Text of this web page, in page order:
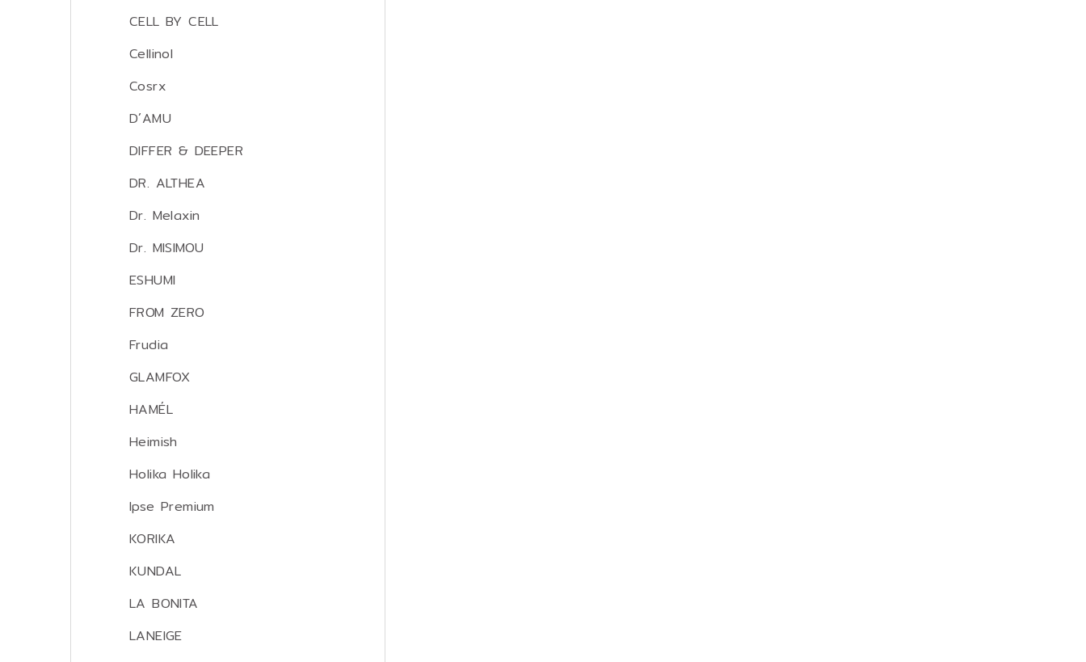
CELL BY CELL
Cellinol
Cosrx
D´AMU
DIFFER & DEEPER
DR. ALTHEA
Dr. Melaxin
Dr. MISIMOU
ESHUMI
FROM ZERO
Frudia
GLAMFOX
HAMÉL
Heimish
Holika Holika
Ipse Premium
KORIKA
KUNDAL
LA BONITA
LANEIGE